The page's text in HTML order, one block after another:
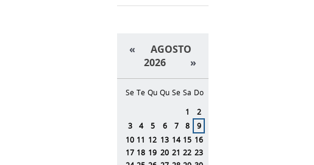
«
AGOSTO
2026
»
Se Te Qu Qu Se Sa Do
1
2
3
4 5 6 7 8
9
10 11 12 13 14 15 16
17 18 19 20 21 22 23